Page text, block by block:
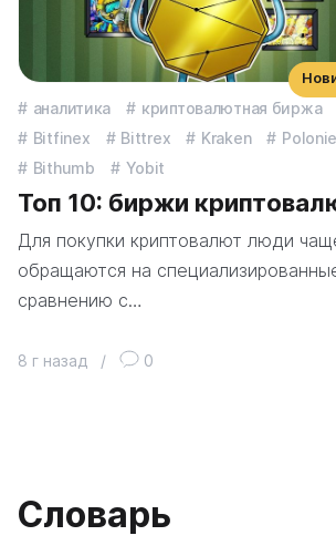
аналитика криптовалютная биржа
Bitfinex
Bittrex Kraken
Bithumb
Yobit
Топ 10: биржи
Для покупки криптовалют люди
обращаются на
сравнению с…
8 г назад / 0
Словарь